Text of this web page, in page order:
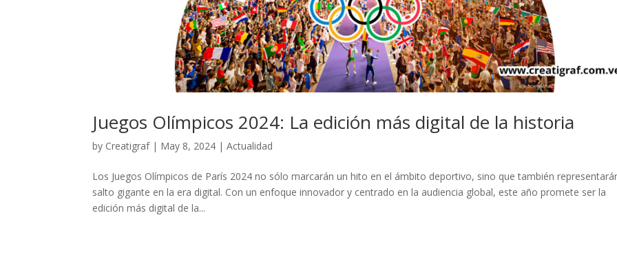
Juegos Olímpicos 2024: La edición más digital de la historia
by Creatigraf| May 8, 2024 |Actualidad
Los Juegos Olímpicos de París 2024 no sólo marcarán un hito en el ámbito deportivo, sino que también
salto gigante en la era digital. Con un enfoque innovador y centrado en la audiencia global, este año promete ser la
edición más digital de la...